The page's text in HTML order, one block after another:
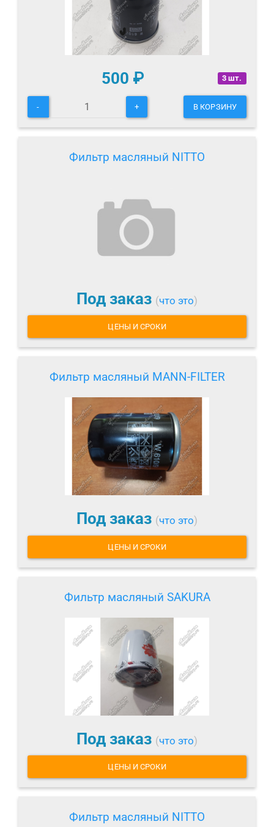
3 шт.
500 ₽
- + В КОРЗИНУ
Фильтр масляный NITTO
Под заказ (что это)
ЦЕНЫ И СРОКИ
Фильтр масляный MANN-FILTER
Под заказ (что это)
ЦЕНЫ И СРОКИ
Фильтр масляный SAKURA
Под заказ (что это)
ЦЕНЫ И СРОКИ
Фильтр масляный NITTO